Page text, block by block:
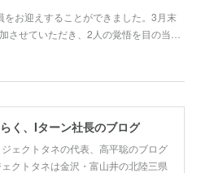
お迎えすることができました。3月末
させていただき、2人の覚悟を目の当…
く、Iターン社長のブログ
ェクトタネの代表、高平聡のブログ
クトタネは金沢・富山井の北陸三県